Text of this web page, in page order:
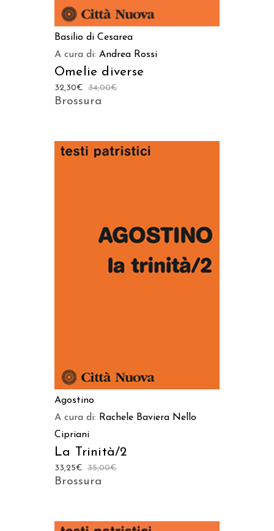
Basilio di Cesarea
A cura di: Andrea Rossi
Omelie diverse
34,00€
32,30€
Brossura
AGGIUNGI AL CARRELLO
Agostino
A cura di: Rachele Baviera Nello
Cipriani
La Trinità/2
35,00€
33,25€
Brossura